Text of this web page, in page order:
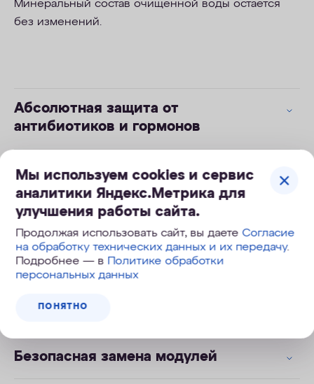
Минеральный состав очищенной воды остается
без изменений.
Абсолютная защита от
антибиотиков и гормонов
Глубокая очистка от скрытых
угроз в сложной воде
Активное серебро
Инновационный модуль Pro 1
Безопасная замена модулей
Мы используем cookies и сервис
аналитики Яндекс.Метрика для
улучшения работы сайта.
Продолжая использовать сайт, вы даетеСогласие
на обработку технических данных и их передачу.
Подробнее — в Политике обработки
персональных данных
ПОНЯТНО